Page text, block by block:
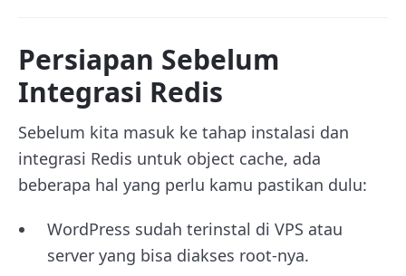
Persiapan Sebelum
Integrasi Redis
Sebelum kita masuk ke tahap instalasi dan
integrasi Redis untuk object cache, ada
beberapa hal yang perlu kamu pastikan dulu:
WordPress sudah terinstal di VPS atau
server yang bisa diakses root-nya.